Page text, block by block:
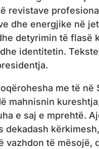
revistave
dhe energjike në
detyrimin të flasë
identitetin.
me të në
mahnisnin
e saj e mprehtë.
dekadash
të mësojë,